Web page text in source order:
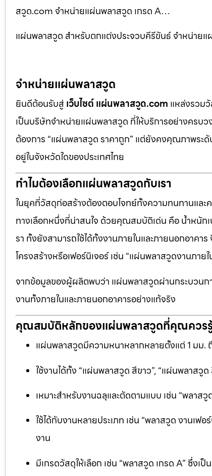
สวูด.com จำหน่ายแผ่นพลาสวูด เกรด A…
แผ่นพลาสวูด สำหรับตกแต่งประจวบคีรีขันธ์ จำหน่าย
จำหน่ายแผ่นพลาสวูด
ยินดีต้อนรับสู่เว็บไซต์ แผ่นพลาสวูด.com แหล่งรวม
เป็นบริษัทจำหน่ายแผ่นพลาสวูด ที่ให้บริการอย่างครบว
ต้องการ “แผ่นพลาสวูด ราคาถูก” แต่ยังคงคุณภาพระ
อยู่ในจังหวัดใดของประเทศไทย
ทำไมต้องเลือกแผ่นพลาสวูดกับเรา
ในยุคที่วัสดุก่อสร้างต้องตอบโจทย์ทั้งความทนทานและ
ทางเลือกหนึ่งที่น่าสนใจ ด้วยคุณสมบัติเด่น คือ น้ำหนัก
รา ทั้งยังสามารถใช้ได้ทั้งงานภายในและภายนอกอาค
โครงสร้างหรือเฟอร์นิเจอร์ เช่น “แผ่นพลาสวูดงานภาย
จากข้อมูลของผู้ผลิตพบว่า แผ่นพลาสวูดผ่านกระบวนก
งานทั้งภายในและภายนอกอาคารอย่างแท้จริง
คุณสมบัติหลักของแผ่นพลาสวูดที่คุณควร
แผ่นพลาสวูดมีความหนาหลากหลายตั้งแต่ 1 มม.
ใช้งานได้ทั้ง “แผ่นพลาสวูด สีขาว”, “แผ่นพลาสวู
เหมาะสำหรับงานฉลุและตัดตามแบบ เช่น “พลาส
ใช้ได้กับงานหลายประเภท เช่น “พลาสวูด งานเฟ
งาน
มีเกรดวัสดุให้เลือก เช่น “พลาสวูด เกรด A” ซึ่ง